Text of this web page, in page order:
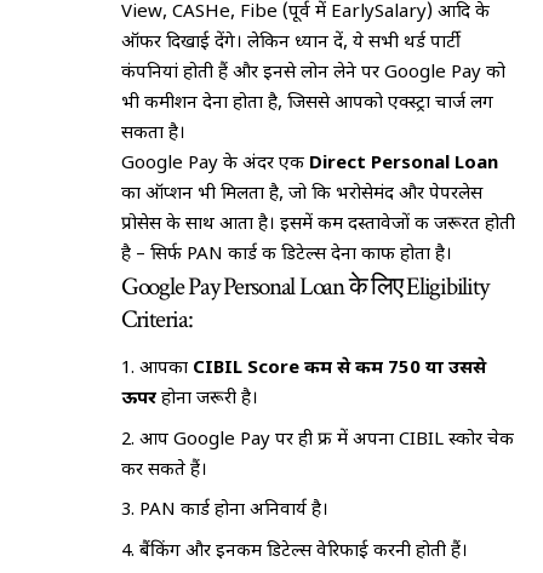
View, CASHe, Fibe (पूर्व में EarlySalary) आदि के
ऑफर दिखाई देंगे। लेकिन ध्यान दें, ये सभी थर्ड पार्टी
कंपनियां होती हैं और इनसे लोन लेने पर Google Pay को
भी कमीशन देना होता है, जिससे आपको एक्स्ट्रा चार्ज लग
सकता है।
Google Pay के अंदर एक Direct Personal Loan
का ऑप्शन भी मिलता है, जो कि भरोसेमंद और पेपरलेस
प्रोसेस के साथ आता है। इसमें कम दस्तावेजों की जरूरत होती
है – सिर्फ PAN कार्ड की डिटेल्स देना काफी होता है।
Google Pay Personal Loan के लिए Eligibility
Criteria:
आपका CIBIL Score कम से कम 750 या उससे
ऊपर होना जरूरी है।
आप Google Pay पर ही फ्री में अपना CIBIL स्कोर चेक
कर सकते हैं।
PAN कार्ड होना अनिवार्य है।
बैंकिंग और इनकम डिटेल्स वेरिफाई करनी होती हैं।